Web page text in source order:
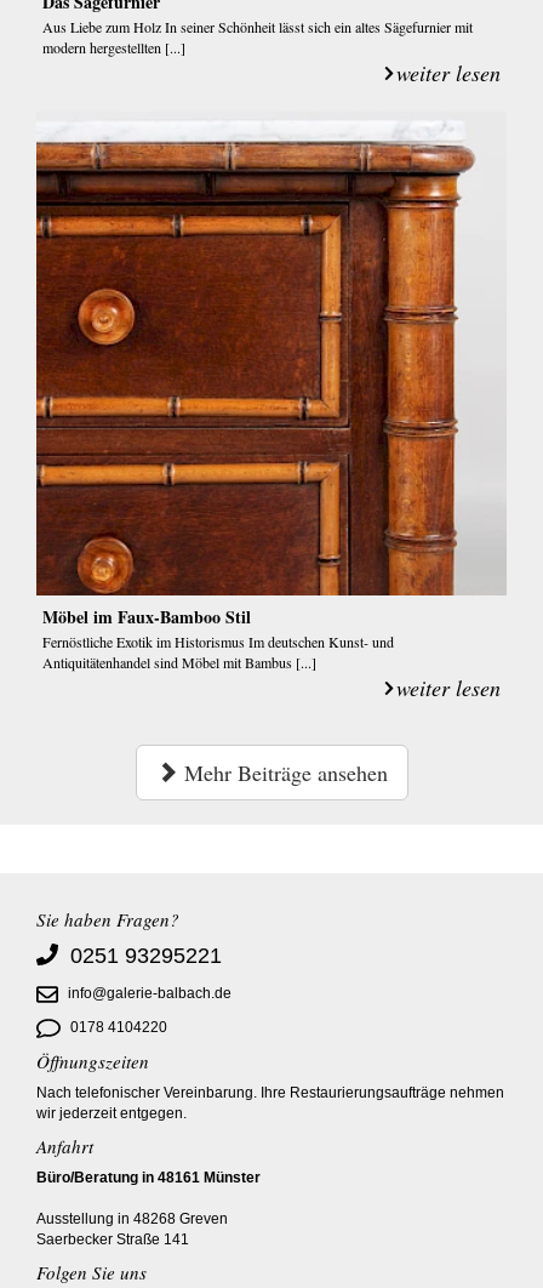
Aus Liebe zum Holz In seiner Schönheit lässt sich ein altes Sägefurnier mit
modern hergestellten [...]
weiter lesen
Möbel im Faux-Bamboo Stil
Fernöstliche Exotik im Historismus Im deutschen Kunst- und
Antiquitätenhandel sind Möbel mit Bambus [...]
weiter lesen
Mehr Beiträge ansehen
Sie haben Fragen?
0251 93295221
info@galerie-balbach.de
0178 4104220
Öffnungszeiten
Nach telefonischer Vereinbarung. Ihre Restaurierungsaufträge nehmen
wir jederzeit entgegen.
Anfahrt
Büro/Beratung in 48161 Münster
Ausstellung in 48268 Greven
Saerbecker Straße 141
Folgen Sie uns